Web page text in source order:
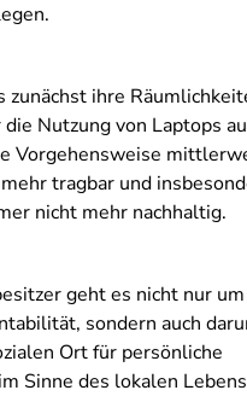
zunächst ihre
die Nutzung von Laptops
Vorgehensweise
tragbar und
nicht mehr nachhaltig.
geht es nicht nur
sondern auch
Ort für persönliche
Sinne des lokalen